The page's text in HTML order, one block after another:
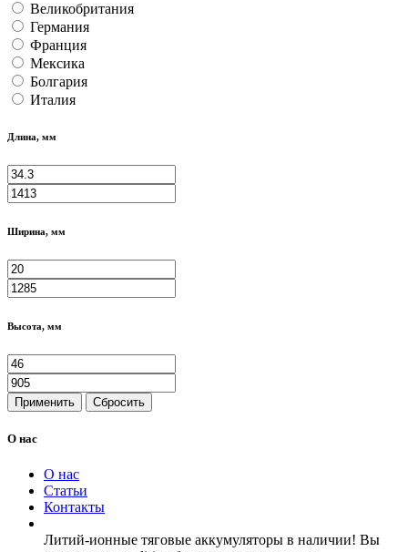
Великобритания
Германия
Франция
Мексика
Болгария
Италия
Длина, мм
Ширина, мм
Высота, мм
Применить Сбросить
О нас
О нас
Статьи
Контакты
Литий-ионные тяговые аккумуляторы в наличии! Вы